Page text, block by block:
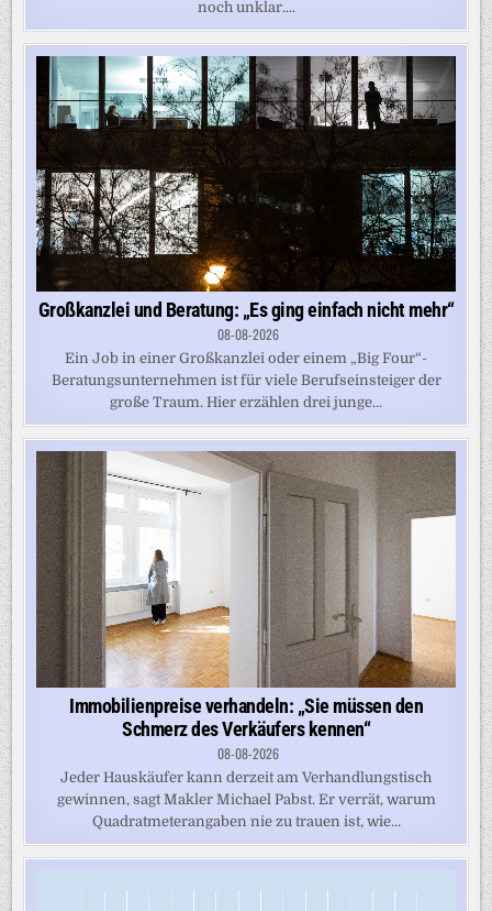
noch unklar....
Großkanzlei und Beratung: „Es ging einfach nicht mehr“
08-08-2026
Ein Job in einer Großkanzlei oder einem „Big Four“-
Beratungsunternehmen ist für viele Berufseinsteiger der
große Traum. Hier erzählen drei junge...
Immobilienpreise verhandeln: „Sie müssen den
Schmerz des Verkäufers kennen“
08-08-2026
Jeder Hauskäufer kann derzeit am Verhandlungstisch
gewinnen, sagt Makler Michael Pabst. Er verrät, warum
Quadratmeterangaben nie zu trauen ist, wie...